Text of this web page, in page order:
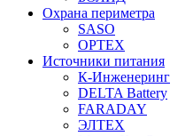
Охрана периметра
SASO
OPTEX
Источники питания
К-Инженеринг
DELTA Battery
FARADAY
ЭЛТЕХ